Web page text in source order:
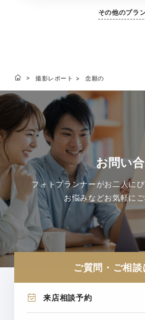
その他のプラ
撮影レポート 念願の
お問い
フォトプランナーがお二人に
お悩みなどお気軽に
ご質問・ご相
来店相談予約